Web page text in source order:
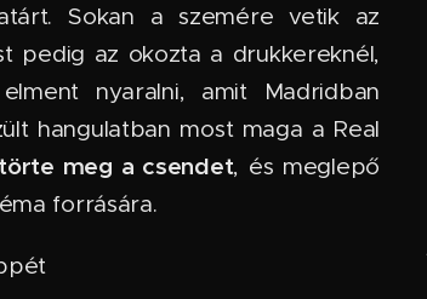
Sokan a szemére vetik az
pedig az okozta a drukkereknél,
nyaralni, amit Madridban
hangulatban most maga a Real
meg a csendet, és meglepő
forrására.